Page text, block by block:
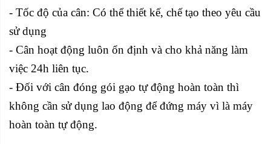
- Tốc độ của cân: Có thể thiết kế, chế tạo theo yêu cầu
sử dụng
- Cân hoạt động luôn ổn định và cho khả năng làm
việc 24h liên tục.
- Đối với cân đóng gói gạo tự động hoàn toàn thì
không cần sử dụng lao động để đứng máy vì là máy
hoàn toàn tự động.